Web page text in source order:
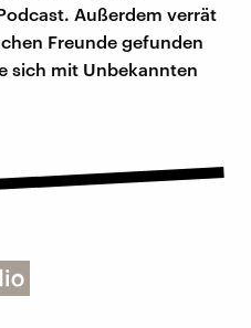
Außerdem verrät
Freunde gefunden
sich mit Unbekannten